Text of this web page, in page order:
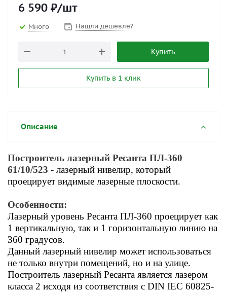
6 590 ₽/шт
Много Нашли дешевле?
Купить
Купить в 1 клик
Описание
Построитель лазерный Ресанта ПЛ-360
61/10/523 - лазерный нивелир, который
проецирует видимые лазерные плоскости.
Особенности:
Лазерный уровень Ресанта ПЛ-360 проецирует как
1 вертикальную, так и 1 горизонтальную линию на
360 градусов.
Данный лазерный нивелир может использоваться
не только внутри помещений, но и на улице.
Построитель лазерный Ресанта является лазером
класса 2 исходя из соответствия с DIN IEC 60825-